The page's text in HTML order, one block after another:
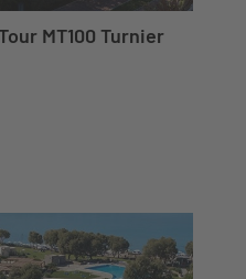
MT100 Turnier